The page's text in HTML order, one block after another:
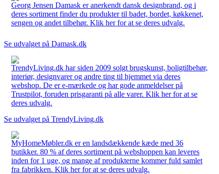
Georg Jensen Damask er anerkendt dansk designbrand, og i
deres sortiment finder du produkter til badet, bordet, køkkenet,
sengen og andet tilbehør. Klik her for at se deres udvalg.
Se udvalget på Damask.dk
TrendyLiving.dk har siden 2009 solgt brugskunst, boligtilbehør,
interiør, designvarer og andre ting til hjemmet via deres
webshop. De er e-mærkede og har gode anmeldelser på
Trustpilot, foruden prisgaranti på alle varer. Klik her for at se
deres udvalg.
Se udvalget på TrendyLiving.dk
MyHomeMøbler.dk er en landsdækkende kæde med 36
butikker. 80 % af deres sortiment på webshoppen kan leveres
inden for 1 uge, og mange af produkterne kommer fuld samlet
fra fabrikken. Klik her for at se deres udvalg.